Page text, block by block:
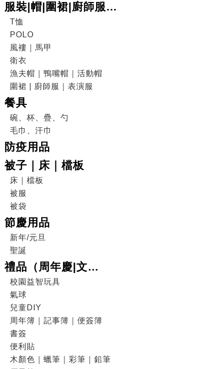
服裝|帽|圍裙|廚師服|
表演服
T恤
POLO
風褸｜馬甲
衛衣
漁夫帽｜鴨嘴帽｜活動帽
圍裙 | 廚師服｜表演服
餐具
碗、杯、疊、勺
毛巾、汗巾
防疫用品
被子｜床｜檔板
床｜檔板
被服
被袋
節慶用品
新年/元旦
聖誕
禮品（周年慶|文
具|DIY|電子產品|戶外
用品）
校園益智玩具
氣球
兒童DIY
周年簿｜記事簿｜便簽簿
書簽
便利貼
木顏色｜蠟筆｜彩筆｜鉛筆